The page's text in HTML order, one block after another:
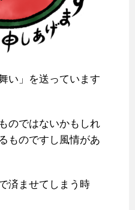
い」を送っています
のではないかもしれ
ものですし風情があ
済ませてしまう時